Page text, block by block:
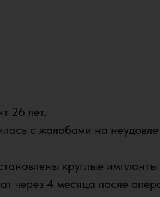
26 лет.
с жалобами на
круглые
через 4 месяца после